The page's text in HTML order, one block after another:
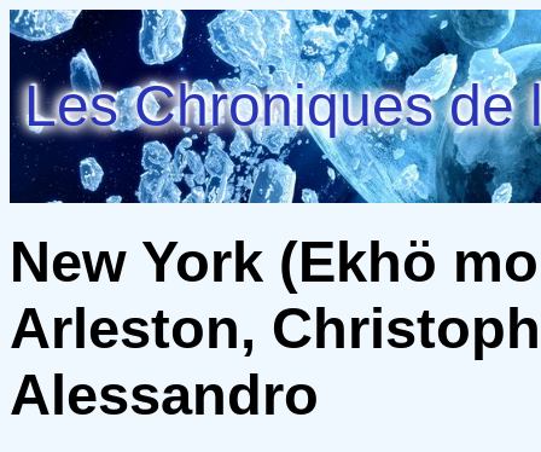
Les Chroniques de
New York (Ekhö
Arleston,
Alessandro